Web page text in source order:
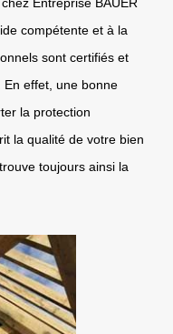
compétente et à la
sont certifiés et
effet, une bonne
la protection
la qualité de votre bien
toujours ainsi la